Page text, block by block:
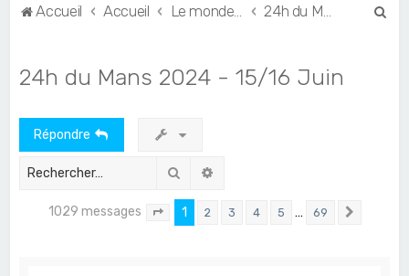
Accueil Accueil
24h du Mans 2024 - 15/16 Juin
Répondre
Rechercher
1029 messages Page sur 69
1 2 3 4 5 … 69